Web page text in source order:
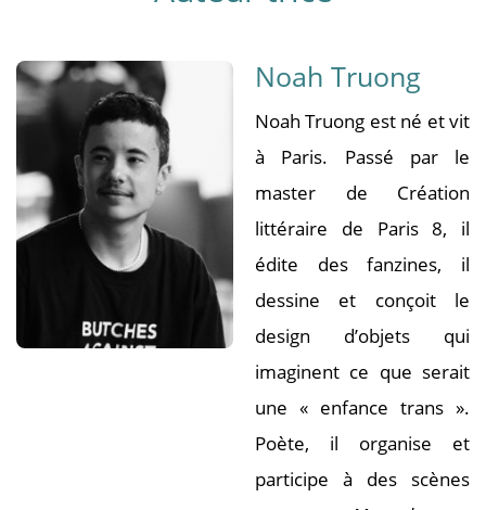
Noah Truong
Noah Truong est né et vit
à Paris. Passé par le
master de Création
littéraire de Paris 8, il
édite des fanzines, il
dessine et conçoit le
design d’objets qui
imaginent ce que serait
une « enfance trans ».
Poète, il organise et
participe à des scènes